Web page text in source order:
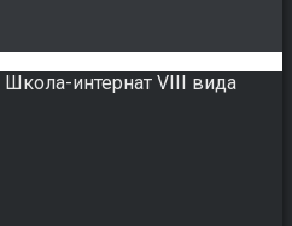
интернат VIII вида